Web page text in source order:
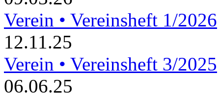
Verein • Vereinsheft 1/2026
12.11.25
Verein • Vereinsheft 3/2025
06.06.25